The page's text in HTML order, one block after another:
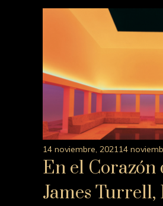
14 noviembre, 202114
En el Corazón
James Turrell,